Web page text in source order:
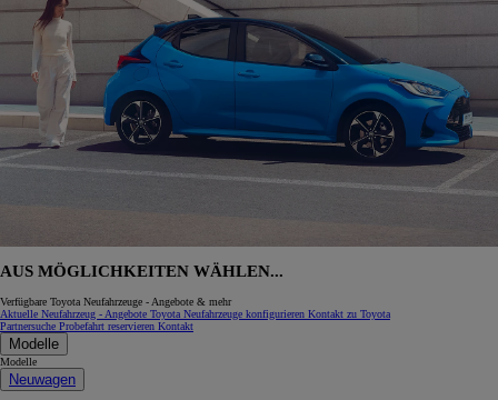
AUS MÖGLICHKEITEN WÄHLEN...
Verfügbare Toyota Neufahrzeuge - Angebote & mehr
Aktuelle Neufahrzeug - Angebote Toyota Neufahrzeuge konfigurieren Kontakt zu Toyota
Partnersuche Probefahrt reservieren Kontakt
Modelle
Modelle
Neuwagen